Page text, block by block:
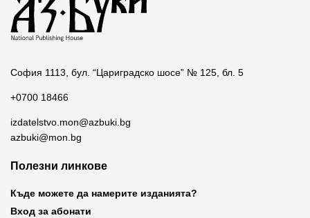
София 1113, бул. “Цариградско шосе” № 125, бл. 5
+0700 18466
izdatelstvo.mon@azbuki.bg
azbuki@mon.bg
Полезни линкове
Къде можете да намерите изданията?
Вход за абонати